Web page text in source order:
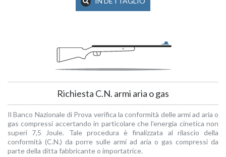
Richiesta C.N. armi aria o gas
Il Banco Nazionale di Prova verifica la conformità delle armi ad aria o
gas compressi accertando in particolare che l'energia cinetica non
superi 7,5 Joule. Tale procedura è finalizzata al rilascio della
conformità (C.N.) da porre sulle armi ad aria o gas compressi da
parte della ditta fabbricante o importatrice.